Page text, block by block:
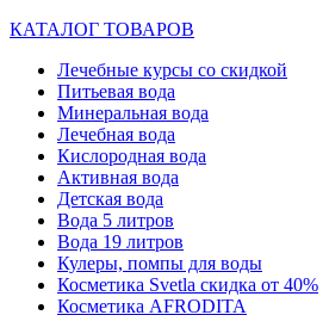
КАТАЛОГ ТОВАРОВ
Лечебные курсы со скидкой
Питьевая вода
Минеральная вода
Лечебная вода
Кислородная вода
Активная вода
Детская вода
Вода 5 литров
Вода 19 литров
Кулеры, помпы для воды
Косметика Svetla скидка от 40%
Косметика AFRODITA